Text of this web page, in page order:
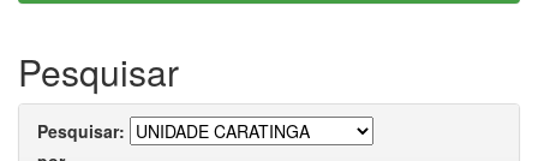
Pesquisar
Pesquisar: